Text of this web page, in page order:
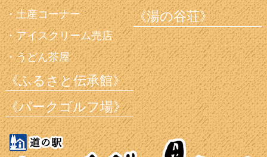
土産コーナー
アイスクリーム売店
うどん茶屋
《ふるさと伝承館》
《パークゴルフ場》
《湯の谷荘》